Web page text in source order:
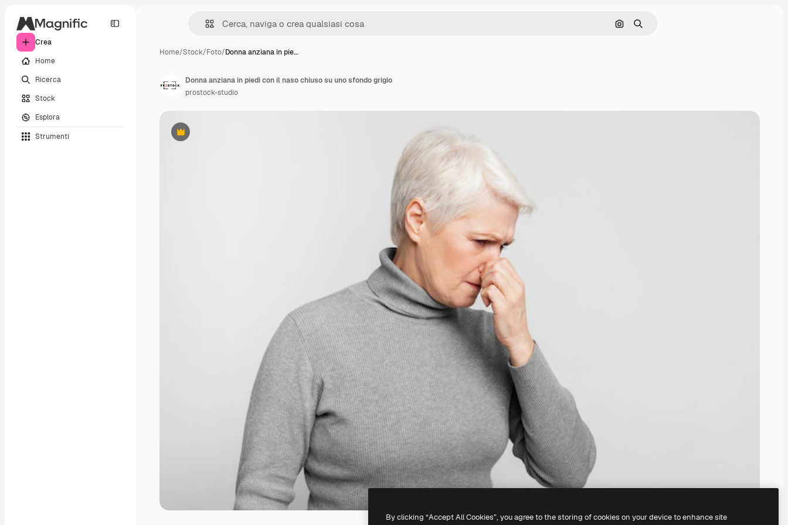
Crea
Home
Ricerca
Stock
Esplora
Strumenti
Cerca per immagine
Ricerca
Home/Stock/Foto/Donna anziana in pie…
Premium
Donna anziana in piedi con il naso chiuso su uno sfondo grigio
prostock-studio
By clicking “Accept All Cookies”, you agree to the storing of cookies on your device to enhance site